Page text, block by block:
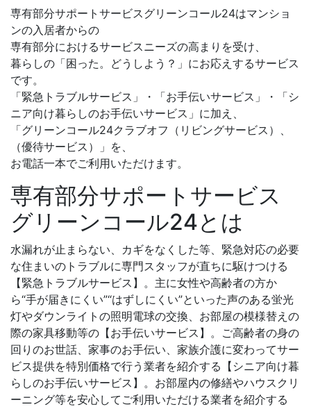
専有部分サポートサービスグリーンコール24はマンショ
ンの入居者からの
専有部分におけるサービスニーズの高まりを受け、
暮らしの「困った。どうしよう？」にお応えするサービス
です。
「緊急トラブルサービス」・「お手伝いサービス」・「シ
ニア向け暮らしのお手伝いサービス」に加え、
「グリーンコール24クラブオフ（リビングサービス）、
（優待サービス）」を、
お電話一本でご利用いただけます。
専有部分サポートサービス
グリーンコール24とは
水漏れが止まらない、カギをなくした等、緊急対応の必要
な住まいのトラブルに専門スタッフが直ちに駆けつける
【緊急トラブルサービス】。主に女性や高齢者の方か
ら“手が届きにくい”“はずしにくい”といった声のある蛍光
灯やダウンライトの照明電球の交換、お部屋の模様替えの
際の家具移動等の【お手伝いサービス】。ご高齢者の身の
回りのお世話、家事のお手伝い、家族介護に変わってサー
ビス提供を特別価格で行う業者を紹介する【シニア向け暮
らしのお手伝いサービス】。お部屋内の修繕やハウスクリ
ーニング等を安心してご利用いただける業者を紹介する